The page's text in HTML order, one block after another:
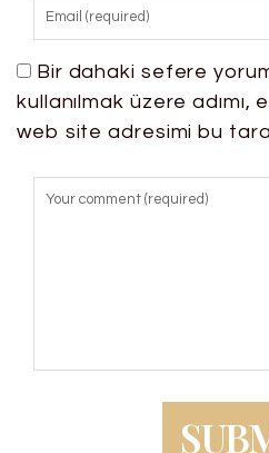
Bir dahaki sefere
kullanılmak üzere
web site adresimi bu